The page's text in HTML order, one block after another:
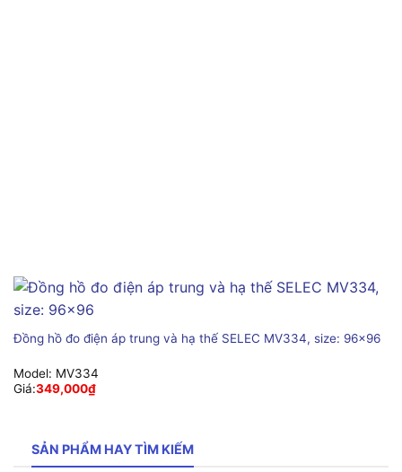
Đồng hồ đo điện áp trung và hạ thế SELEC MV334, size: 96×96
Model: MV334
Giá:349,000₫
SẢN PHẨM HAY TÌM KIẾM